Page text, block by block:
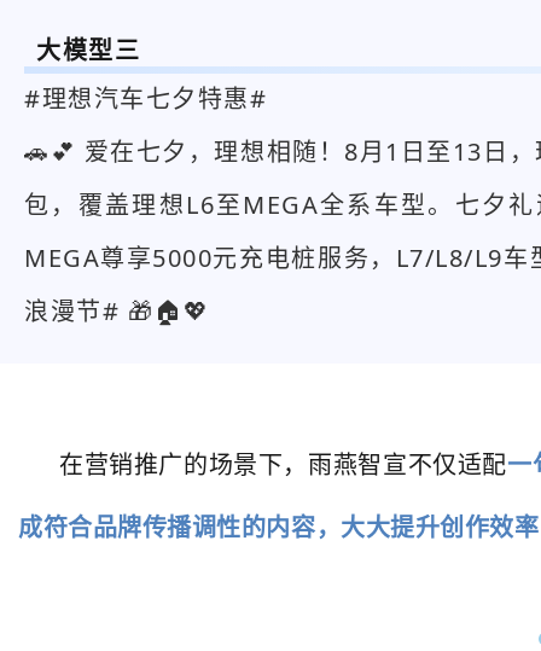
大模型三
#理想汽车七夕特惠#
🚗💕 爱在七夕，理想相随！8月1日至13日
包，覆盖理想L6至MEGA全系车型。七夕
MEGA尊享5000元充电桩服务，L7/L8/L9
浪漫节# 🎁🏠💖
在营销推广的场景下，雨燕智宣不仅适配一
成符合品牌传播调性的内容，大大提升创作效率